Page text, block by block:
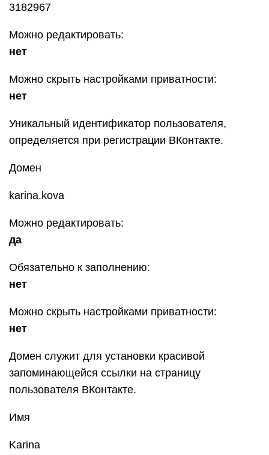
3182967
Можно редактировать:
нет
Можно скрыть настройками приватности:
нет
Уникальный идентификатор пользователя,
определяется при регистрации ВКонтакте.
Домен
karina.kova
Можно редактировать:
да
Обязательно к заполнению:
нет
Можно скрыть настройками приватности:
нет
Домен служит для установки красивой
запоминающейся ссылки на страницу
пользователя ВКонтакте.
Имя
Karina